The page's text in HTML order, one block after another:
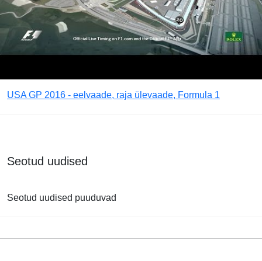
USA GP 2016 - eelvaade, raja ülevaade, Formula 1
Seotud uudised
Seotud uudised puuduvad